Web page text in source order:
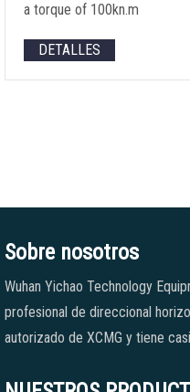
a torque of 100kn.m
DETALLES
Sobre nosotros
Wuhan Yichao Technology
profesional de direccional
autorizado de XCMG y tiene